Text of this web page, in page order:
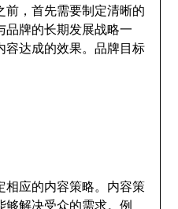
前，首先需要制定清晰的
品牌的长期发展战略一
容达成的效果。品牌目标
相应的内容策略。内容策
够解决受众的需求。例